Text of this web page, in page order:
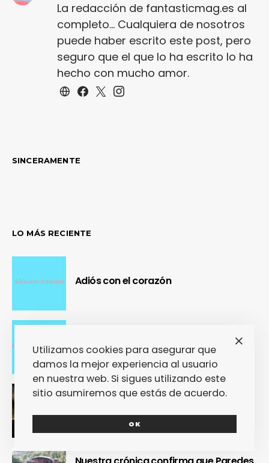
La redacción de fantasticmag.es al
completo... Cualquiera de nosotros
puede haber escrito este post, pero
seguro que el que lo ha escrito lo ha
hecho con mucho amor.
SINCERAMENTE
LO MÁS RECIENTE
Adiós con el corazón
Se cierra un pedazo de vida
OUR Fest 2024 convirtió a Ourense en
la capital del Cool Britannia
Utilizamos cookies para asegurar que
damos la mejor experiencia al usuario
en nuestra web. Si sigues utilizando este
sitio asumiremos que estás de acuerdo.
OK